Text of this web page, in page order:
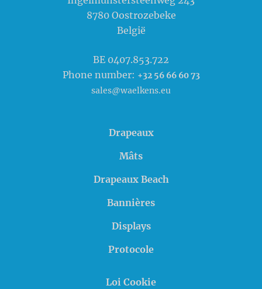
8780 Oostrozebeke
België
BE 0407.853.722
Phone number: +32 56 66 60 73
sales@waelkens.eu
Drapeaux
Mâts
Drapeaux Beach
Bannières
Displays
Protocole
Loi Cookie